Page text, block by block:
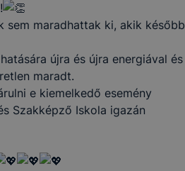
sem maradhattak ki, akik később
újra és újra energiával és
maradt.
e kiemelkedő esemény
Szakképző Iskola igazán